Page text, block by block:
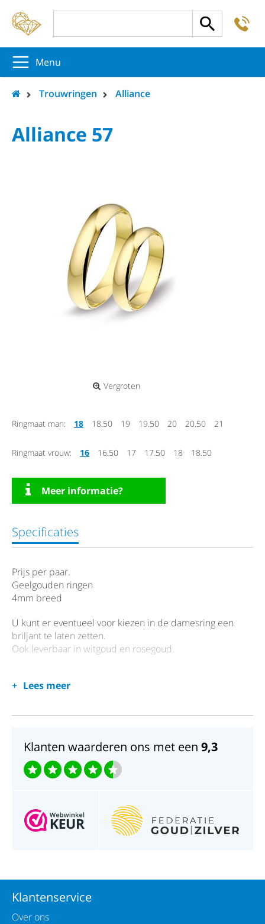
Menu
Trouwringen Alliance
Alliance 57
Vergroten
Ringmaat man: 18 18.50 19 19.50 20 20.50 21
Ringmaat vrouw: 16 16.50 17 17.50 18 18.50
Meer informatie?
Specificaties
Prijs per paar.
Geelgouden ringen
4mm breed
U kunt er eventueel voor kiezen in de damesring een
briljant te laten zetten.
Ook leverbaar in witgoud en rosegoud.
Lees meer
Klanten waarderen ons met een 9,3
Klantenservice
Over ons